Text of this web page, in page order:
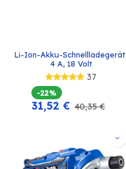
Li-Ion-Akku-Schnellladegerät
4 A, 18 Volt
37
-22%
31,52 € 40,35€